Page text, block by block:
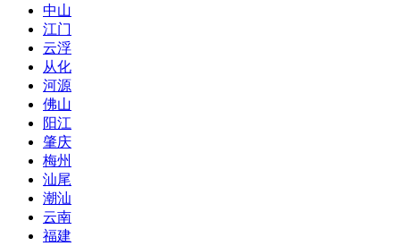
中山
江门
云浮
从化
河源
佛山
阳江
肇庆
梅州
汕尾
潮汕
云南
福建